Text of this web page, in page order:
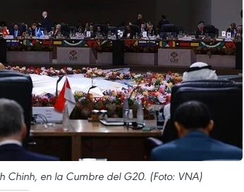
Chinh, en la Cumbre del G20. (Foto: VNA)